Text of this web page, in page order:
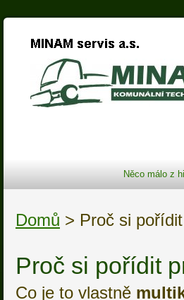
Něco málo z
Domů > Proč si
Proč si pořídit
Co je to vlastně